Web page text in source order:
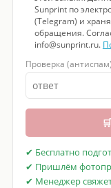
Sunprint по
(Telegram) и
обращения.
info@sunprint.ru.
Проверка
✔ Бесплатно
✔ Пришлём
✔ Менеджер